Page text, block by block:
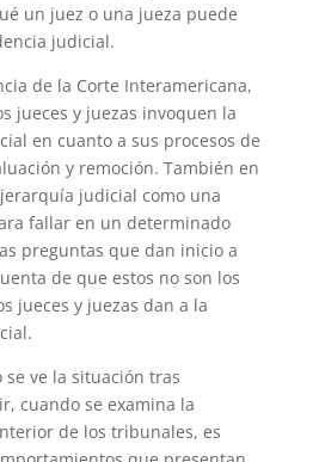
un juez o una jueza puede
judicial.
de la Corte Interamericana,
jueces y juezas invoquen la
en cuanto a sus procesos de
y remoción. También en
judicial como una
fallar en un determinado
preguntas que dan inicio a
de que estos no son los
jueces y juezas dan a la
ve la situación tras
cuando se examina la
de los tribunales, es